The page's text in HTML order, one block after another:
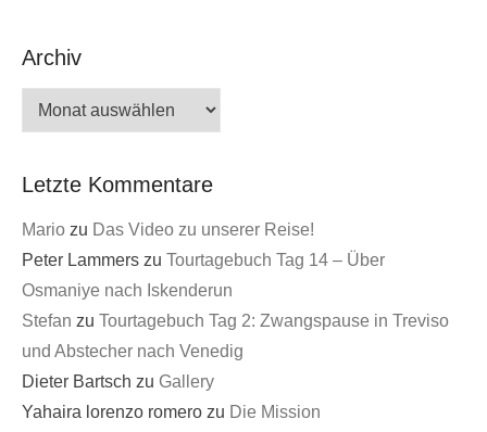
Archiv
Archiv
Letzte Kommentare
Mario zu Das Video zu unserer Reise!
Peter Lammers zu Tourtagebuch Tag 14 – Über
Osmaniye nach Iskenderun
Stefan zu Tourtagebuch Tag 2: Zwangspause in Treviso
und Abstecher nach Venedig
Dieter Bartsch zu Gallery
Yahaira lorenzo romero zu Die Mission